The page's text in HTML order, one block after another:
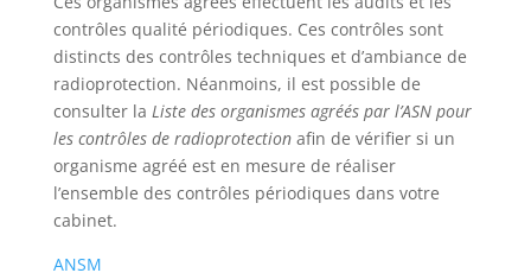
contrôles qualité périodiques. Ces contrôles sont
distincts des contrôles techniques et d’ambiance de
radioprotection. Néanmoins, il est possible de
consulter la Liste des organismes agréés par l’ASN pour
les contrôles de radioprotectionafin de vérifier si un
organisme agréé est en mesure de réaliser
l’ensemble des contrôles périodiques dans votre
cabinet.
ANSM